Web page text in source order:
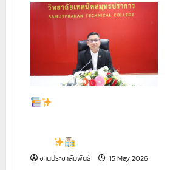
เรียน
ภาค
1/2569
งานประชาสัมพันธ์ 15 May 2026